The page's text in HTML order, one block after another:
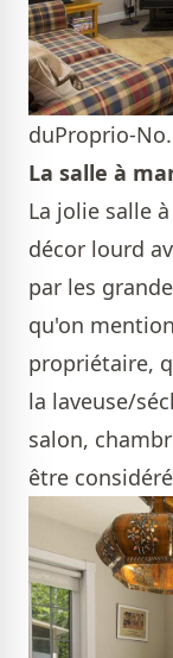
duProprio-
La salle à
La jolie salle
décor lourd
par les
qu'on
propriétaire,
la laveuse/
salon,
être